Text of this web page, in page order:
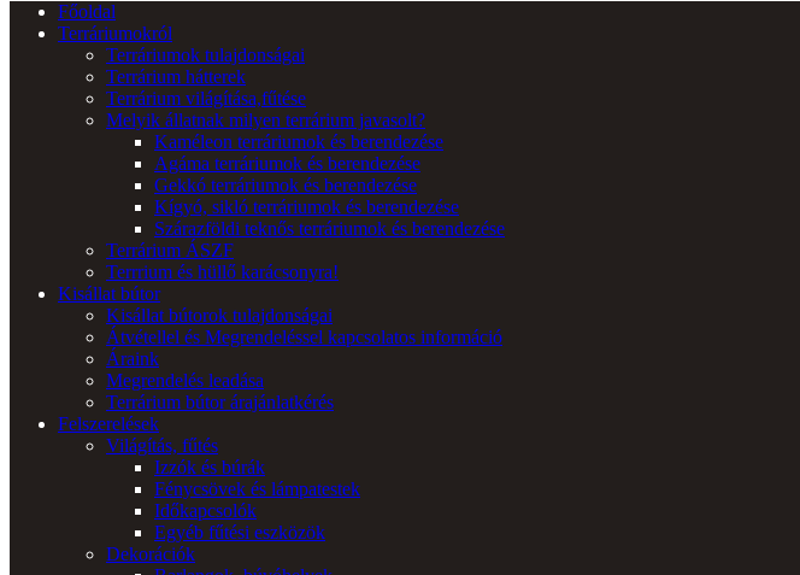
Főoldal
Terráriumokról
Terráriumok tulajdonságai
Terrárium hátterek
Terrárium világítása,fűtése
Melyik állatnak milyen terrárium javasolt?
Kaméleon terráriumok és berendezése
Agáma terráriumok és berendezése
Gekkó terráriumok és berendezése
Kígyó, sikló terráriumok és berendezése
Szárazföldi teknős terráriumok és berendezése
Terrárium ÁSZF
Terrrium és hüllő karácsonyra!
Kisállat bútor
Kisállat bútorok tulajdonságai
Átvétellel és Megrendeléssel kapcsolatos információ
Áraink
Megrendelés leadása
Terrárium bútor árajánlatkérés
Felszerelések
Világítás, fűtés
Izzók és búrák
Fénycsövek és lámpatestek
Időkapcsolók
Egyéb fűtési eszközök
Dekorációk